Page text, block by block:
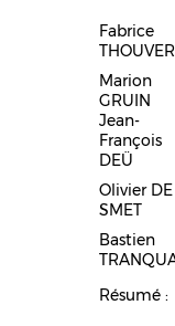
Fabrice
Marion
GRUIN
Jean-
François
DEÜ
Olivier DE
SMET
Bastien
Résumé :